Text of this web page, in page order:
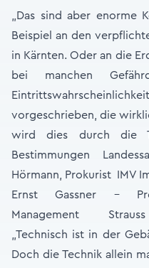
„Das sind aber enorme
Beispiel an den
in Kärnten. Oder an die
bei manchen
vorgeschrieben, die
wird dies durch die
Bestimmungen
Hörmann, Prokurist IMV
Ernst Gassner –
Management
„Technisch ist in der
Doch die Technik allein